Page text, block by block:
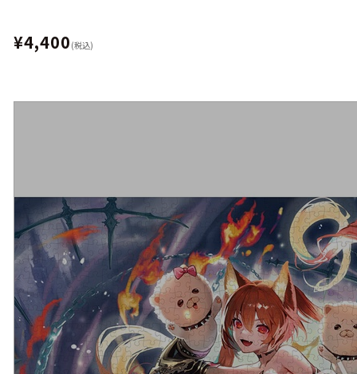
¥4,400 (税込)